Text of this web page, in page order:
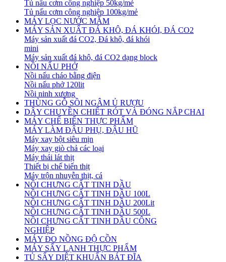
Tủ nấu cơm công nghiệp 50kg/mẻ
Tủ nấu cơm công nghiệp 100kg/mẻ
MÁY LỌC NƯỚC MẮM
MÁY SẢN XUẤT ĐÁ KHÔ, ĐÁ KHÓI, ĐÁ CO2
Máy sản xuất đá CO2, Đá khô, đá khói
mini
Máy sản xuất đá khô, đá CO2 dạng block
NỒI NẤU PHỞ
Nồi nấu cháo bằng điện
Nồi nấu phở 120lit
Nồi ninh xương
THÙNG GỖ SỒI NGÂM Ủ RƯỢU
DÂY CHUYỀN CHIẾT RÓT VÀ ĐÓNG NẮP CHAI
MÁY CHẾ BIẾN THỰC PHẨM
MÁY LÀM ĐẬU PHỤ, ĐẬU HŨ
Máy xay bột siêu mịn
Máy xay giò chả các loại
Máy thái lát thịt
Thiết bị chế biến thịt
Máy trộn nhuyễn thịt, cá
NỒI CHƯNG CẤT TINH DẦU
NỒI CHƯNG CẤT TINH DẦU 100L
NỒI CHƯNG CẤT TINH DẦU 200Lit
NỒI CHƯNG CẤT TINH DẦU 500L
NỒI CHƯNG CẤT TINH DẦU CÔNG
NGHIỆP
MÁY ĐO NỒNG ĐỘ CỒN
MÁY SẤY LẠNH THỰC PHẨM
TỦ SẤY DIỆT KHUẨN BÁT ĐĨA